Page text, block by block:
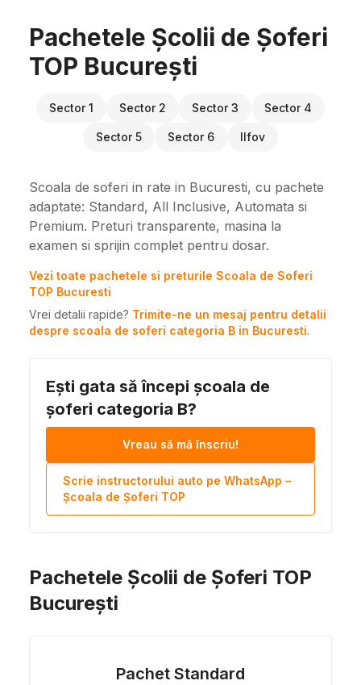
Pachetele Școlii de Șoferi
TOP București
Sector 1 Sector 2 Sector 3 Sector 4
Sector 5 Sector 6 Ilfov
Scoala de soferi in rate in Bucuresti, cu pachete
adaptate: Standard, All Inclusive, Automata si
Premium. Preturi transparente, masina la
examen si sprijin complet pentru dosar.
Vezi toate pachetele si preturile Scoala de Soferi
TOP Bucuresti
Vrei detalii rapide? Trimite-ne un mesaj pentru detalii
despre scoala de soferi categoria B in Bucuresti.
Ești gata să începi școala de
șoferi categoria B?
Vreau să mă înscriu!
Scrie instructorului auto pe WhatsApp –
Școala de Șoferi TOP
Pachetele Școlii de Șoferi TOP
București
Pachet Standard